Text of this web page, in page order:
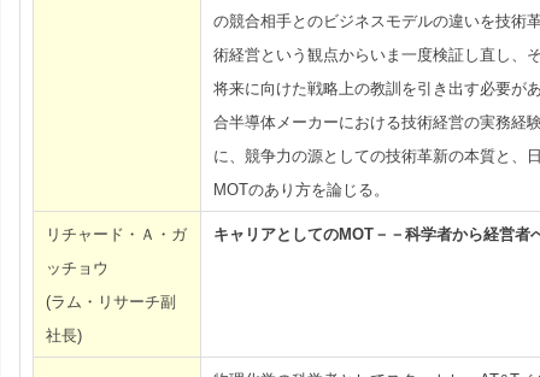
の競合相手とのビジネスモデルの違いを技術
術経営という観点からいま一度検証し直し、
将来に向けた戦略上の教訓を引き出す必要が
合半導体メーカーにおける技術経営の実務経
に、競争力の源としての技術革新の本質と、
MOTのあり方を論じる。
リチャード・Ａ・ガ
ッチョウ
(ラム・リサーチ副
社長)
キャリアとしてのMOT－－科学者から経営者